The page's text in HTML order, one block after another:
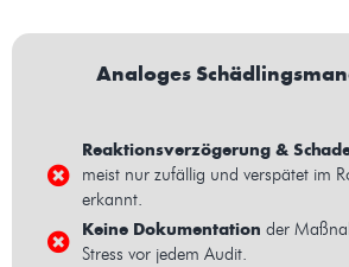
Analoges
Reaktionsverzögerung &
meist nur zufällig und verspätet im
erkannt.
Keine Dokumentation der
Stress vor jedem Audit.